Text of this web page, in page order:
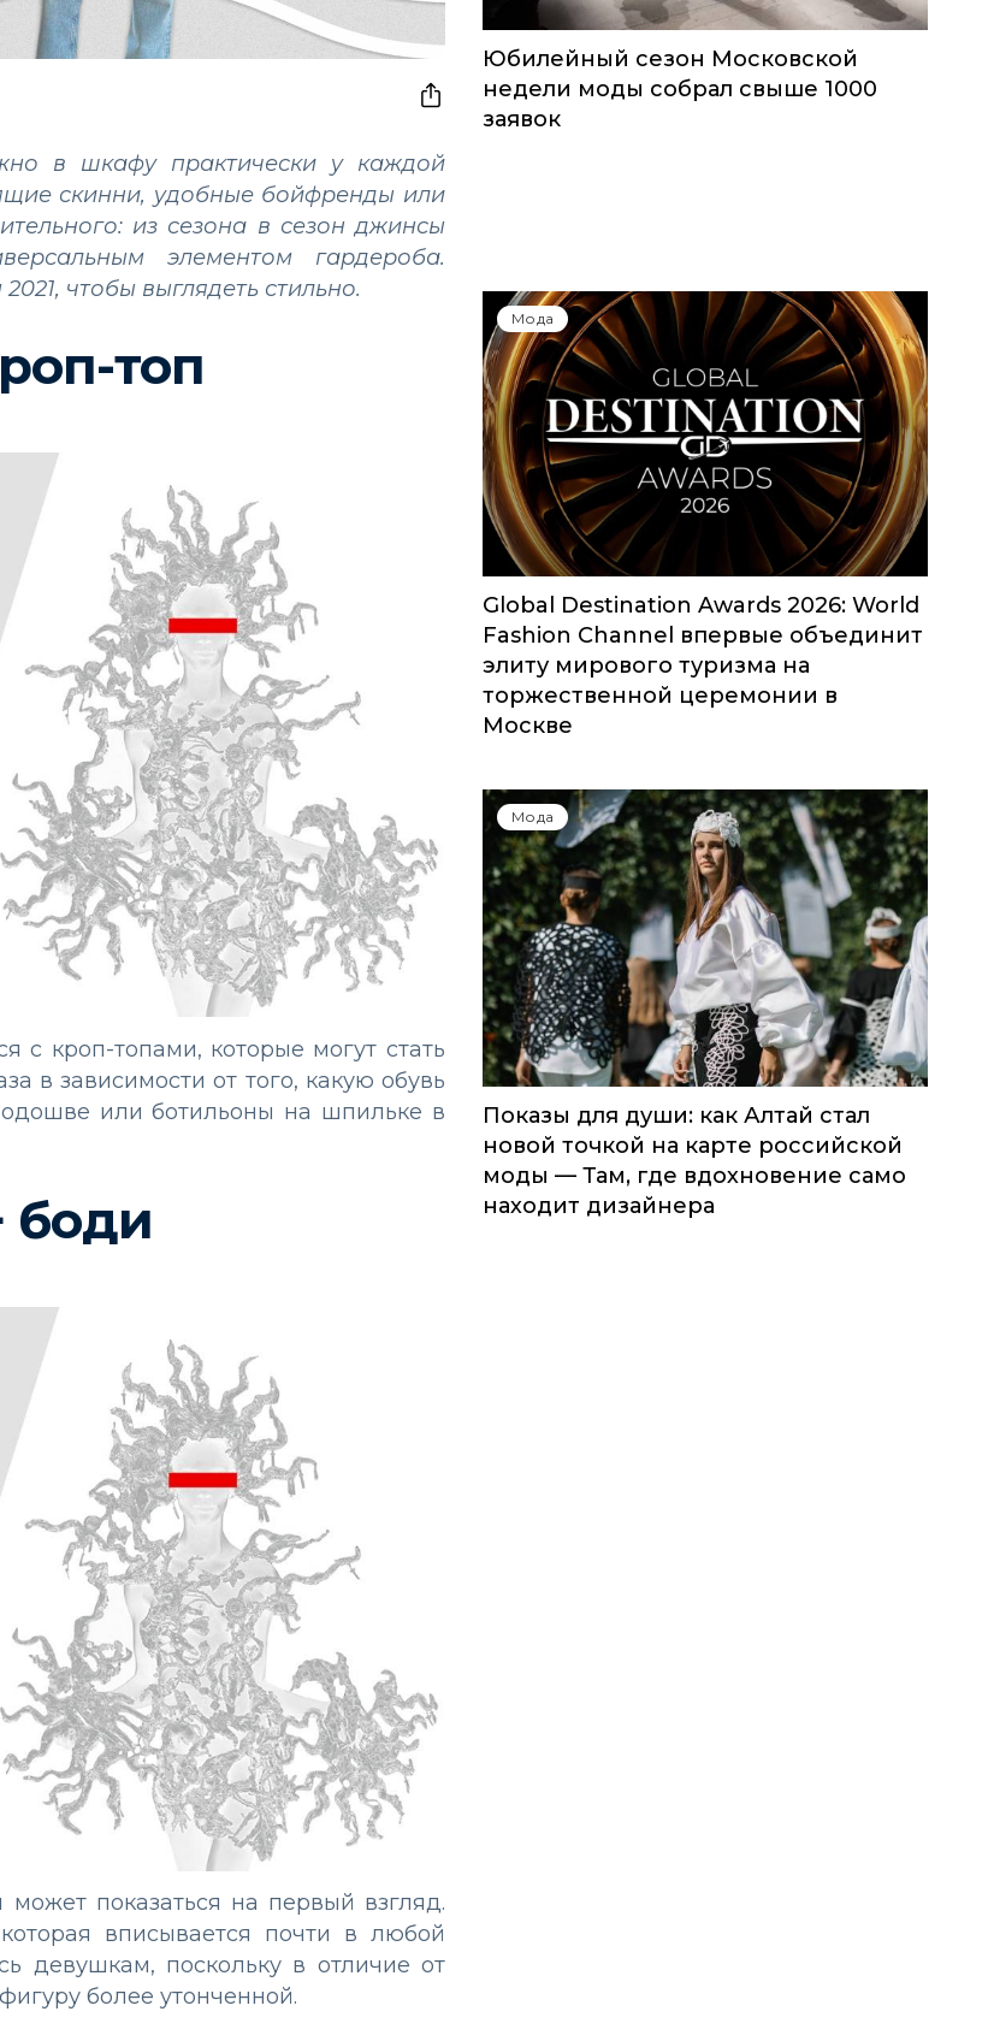
в шкафу практически у каждой
скинни, удобные бойфренды или
из сезона в сезонджинсы
элементом гардероба.
чтобы выглядеть стильно.
топ
с кроп-топами, которые могут стать
в зависимости от того, какую обувь
или ботильоны на шпильке в
показаться на первый взгляд.
вписывается почти в любой
девушкам, поскольку в отличие от
более утонченной.
Юбилейный сезон Московской
недели моды собрал свыше 1000
заявок
Мода
Global Destination Awards 2026: World
Fashion Channel впервые объединит
элиту мирового туризма на
торжественной церемонии в
Москве
Мода
Показы для души: как Алтай стал
новой точкой на карте российской
моды — Там, где вдохновение само
находит дизайнера